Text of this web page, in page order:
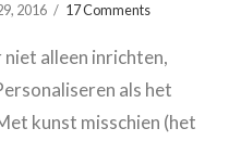
2016 17 Comments
alleen inrichten,
als het
kunst misschien (het